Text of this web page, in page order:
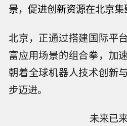
景，促进创新资源在北京集
北京，正通过搭建国际平
富应用场景的组合拳，加
朝着全球机器人技术创新
步迈进。
未来已来